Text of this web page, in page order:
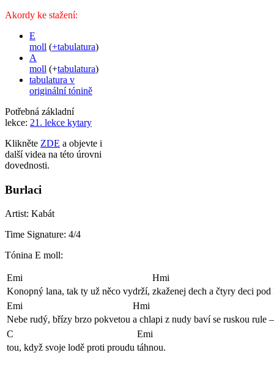
Akordy ke stažení:
E
moll (+tabulatura)
A
moll (+tabulatura)
tabulatura v
originální tónině
Potřebná základní
lekce: 21. lekce kytary
Klikněte ZDE a objevte i
další videa na této úrovni
dovednosti.
Burlaci
Artist: Kabát
Time Signature: 4/4
Tónina E moll:
Emi
Hmi
Konopný lana, tak ty už něco vydrží, zkaženej dech a čtyry deci pod
Emi
Hmi
Nebe rudý, břízy brzo pokvetou a chlapi z nudy baví se ruskou rule –
C
Emi
tou, když svoje lodě proti proudu táhnou.